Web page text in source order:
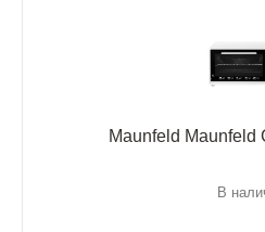
Maunfeld Maunfeld
В